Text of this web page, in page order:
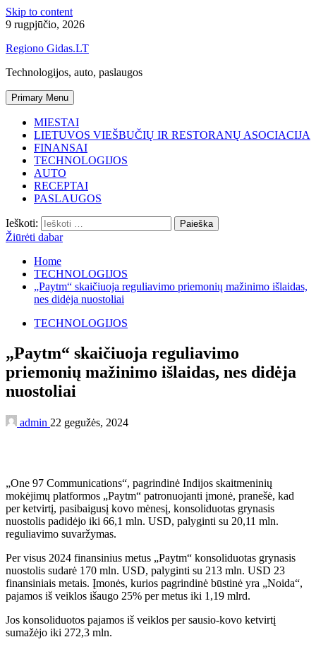
Skip to content
9 rugpjūčio, 2026
Regiono Gidas.LT
Technologijos, auto, paslaugos
Primary Menu
MIESTAI
LIETUVOS VIEŠBUČIŲ IR RESTORANŲ ASOCIACIJA
FINANSAI
TECHNOLOGIJOS
AUTO
RECEPTAI
PASLAUGOS
Ieškoti:
Žiūrėti dabar
Home
TECHNOLOGIJOS
„Paytm“ skaičiuoja reguliavimo priemonių mažinimo išlaidas,
nes didėja nuostoliai
TECHNOLOGIJOS
„Paytm“ skaičiuoja reguliavimo
priemonių mažinimo išlaidas, nes didėja
nuostoliai
admin 22 gegužės, 2024
„One 97 Communications“, pagrindinė Indijos skaitmeninių
mokėjimų platformos „Paytm“ patronuojanti įmonė, pranešė, kad
per ketvirtį, pasibaigusį kovo mėnesį, konsoliduotas grynasis
nuostolis padidėjo iki 66,1 mln. USD, palyginti su 20,11 mln.
reguliavimo suvaržymas.
Per visus 2024 finansinius metus „Paytm“ konsoliduotas grynasis
nuostolis sudarė 170 mln. USD, palyginti su 213 mln. USD 23
finansiniais metais. Įmonės, kurios pagrindinė būstinė yra „Noida“,
pajamos iš veiklos išaugo 25% per metus iki 1,19 mlrd.
Jos konsoliduotos pajamos iš veiklos per sausio-kovo ketvirtį
sumažėjo iki 272,3 mln.